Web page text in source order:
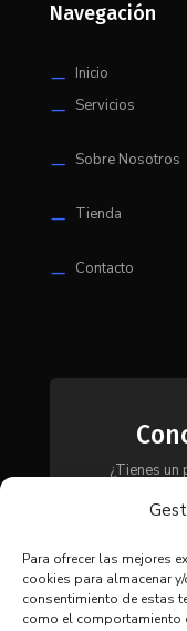
Para ofrecer las mejores
cookies para almacenar
consentimiento de estas
como el comportamiento
Navegación
K Inicio
K Servicios
K Sobre Nosotros
K Tienda
K Contacto
¿Tienes un
contacto